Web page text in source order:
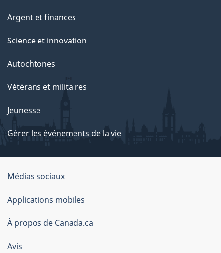
Argent et finances
Science et innovation
Autochtones
Vétérans et militaires
Jeunesse
Gérer les événements de la vie
Organisation
du
gouvernement
du
Canada
Médias sociaux
Applications mobiles
À propos de Canada.ca
Avis